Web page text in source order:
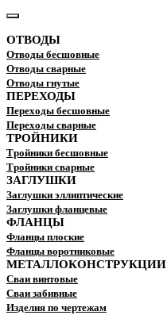
ОТВОДЫ
Отводы бесшовные
Отводы сварные
Отводы гнутые
ПЕРЕХОДЫ
Переходы бесшовные
Переходы сварные
ТРОЙНИКИ
Тройники бесшовные
Тройники сварные
ЗАГЛУШКИ
Заглушки эллиптические
Заглушки фланцевые
ФЛАНЦЫ
Фланцы плоские
Фланцы воротниковые
МЕТАЛЛОКОНСТРУКЦИИ
Сваи винтовые
Сваи забивные
Изделия по чертежам